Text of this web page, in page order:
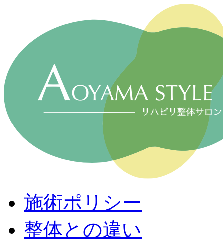
施術ポリシー
整体との違い